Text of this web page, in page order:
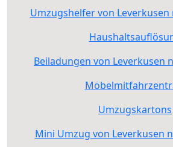
Umzugshelfer von Leverkusen
Beiladungen von Leverkusen
Umzugskartons
Mini Umzug von Leverkusen